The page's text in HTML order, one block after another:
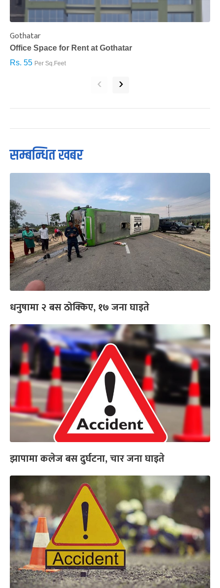
Gothatar
Office Space for Rent at Gothatar
Rs. 55 Per Sq.Feet
‹ ›
सम्बन्धित खबर
धनुषामा २ बस ठोक्किए, १७ जना घाइते
झापामा कलेज बस दुर्घटना, चार जना घाइते